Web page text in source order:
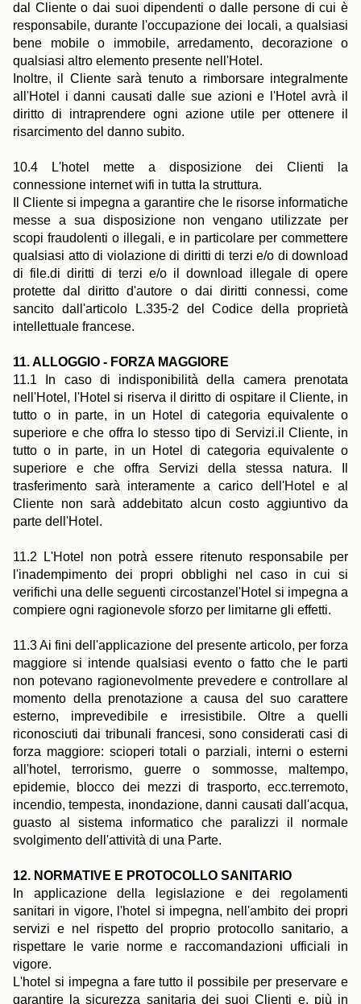
dal Cliente o dai suoi dipendenti o dalle persone di cui è
responsabile, durante l'occupazione dei locali, a qualsiasi
bene mobile o immobile, arredamento, decorazione o
qualsiasi altro elemento presente nell'Hotel.
Inoltre, il Cliente sarà tenuto a rimborsare integralmente
all'Hotel i danni causati dalle sue azioni e l'Hotel avrà il
diritto di intraprendere ogni azione utile per ottenere il
risarcimento del danno subito.
10.4 L'hotel mette a disposizione dei Clienti la
connessione internet wifi in tutta la struttura.
Il Cliente si impegna a garantire che le risorse informatiche
messe a sua disposizione non vengano utilizzate per
scopi fraudolenti o illegali, e in particolare per commettere
qualsiasi atto di violazione di diritti di terzi e/o di download
di file.di diritti di terzi e/o il download illegale di opere
protette dal diritto d'autore o dai diritti connessi, come
sancito dall'articolo L.335-2 del Codice della proprietà
intellettuale francese.
11. ALLOGGIO - FORZA MAGGIORE
11.1 In caso di indisponibilità della camera prenotata
nell'Hotel, l'Hotel si riserva il diritto di ospitare il Cliente, in
tutto o in parte, in un Hotel di categoria equivalente o
superiore e che offra lo stesso tipo di Servizi.il Cliente, in
tutto o in parte, in un Hotel di categoria equivalente o
superiore e che offra Servizi della stessa natura. Il
trasferimento sarà interamente a carico dell'Hotel e al
Cliente non sarà addebitato alcun costo aggiuntivo da
parte dell'Hotel.
11.2 L'Hotel non potrà essere ritenuto responsabile per
l'inadempimento dei propri obblighi nel caso in cui si
verifichi una delle seguenti circostanzel'Hotel si impegna a
compiere ogni ragionevole sforzo per limitarne gli effetti.
11.3 Ai fini dell'applicazione del presente articolo, per forza
maggiore si intende qualsiasi evento o fatto che le parti
non potevano ragionevolmente prevedere e controllare al
momento della prenotazione a causa del suo carattere
esterno, imprevedibile e irresistibile. Oltre a quelli
riconosciuti dai tribunali francesi, sono considerati casi di
forza maggiore: scioperi totali o parziali, interni o esterni
all'hotel, terrorismo, guerre o sommosse, maltempo,
epidemie, blocco dei mezzi di trasporto, ecc.terremoto,
incendio, tempesta, inondazione, danni causati dall'acqua,
guasto al sistema informatico che paralizzi il normale
svolgimento dell'attività di una Parte.
12. NORMATIVE E PROTOCOLLO SANITARIO
In applicazione della legislazione e dei regolamenti
sanitari in vigore, l'hotel si impegna, nell'ambito dei propri
servizi e nel rispetto del proprio protocollo sanitario, a
rispettare le varie norme e raccomandazioni ufficiali in
vigore.
L'hotel si impegna a fare tutto il possibile per preservare e
garantire la sicurezza sanitaria dei suoi Clienti e, più in